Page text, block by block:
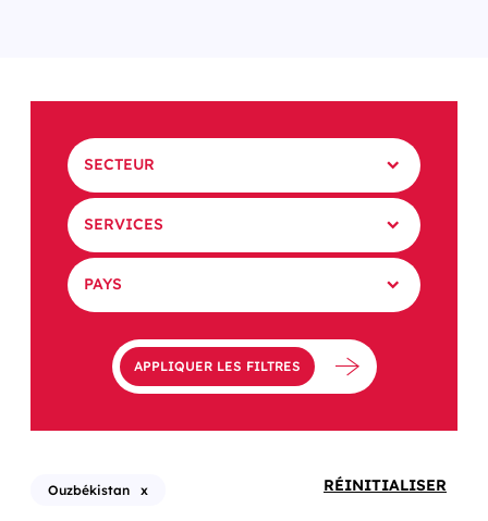
SECTEUR
SERVICES
PAYS
APPLIQUER LES FILTRES
Ouzbékistan x RÉINITIALISER